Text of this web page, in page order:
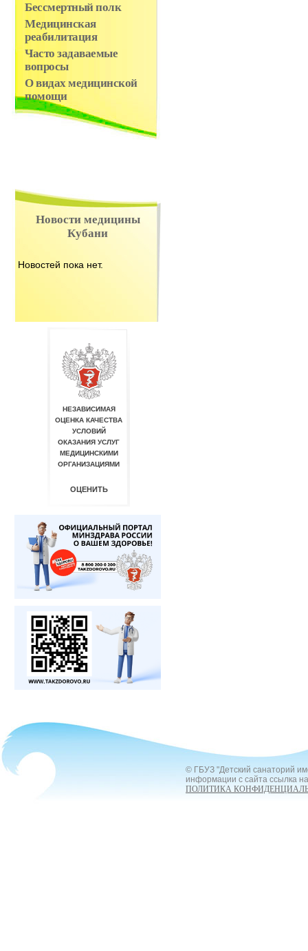
Бессмертный полк
Медицинская
реабилитация
Часто задаваемые
вопросы
О видах медицинской
помощи
Новости медицины
Кубани
Новостей пока нет.
© ГБУЗ "Детский санаторий
информации с сайта ссылка
ПОЛИТИКА